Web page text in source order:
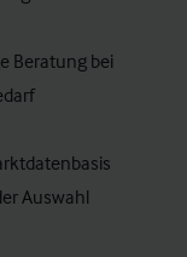
Beratung bei
Auswahl